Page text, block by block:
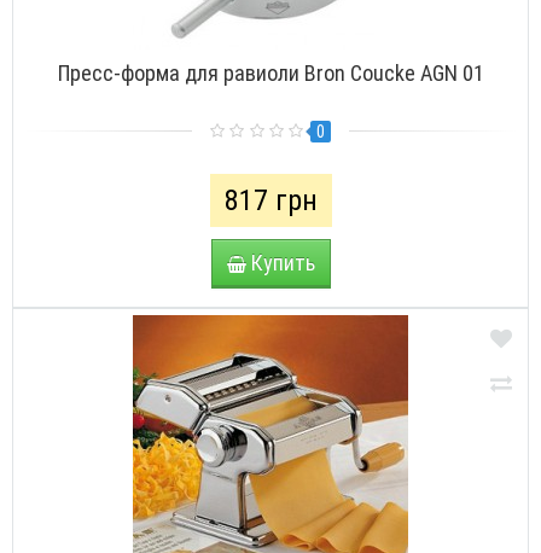
Пресс-форма для равиоли Bron Coucke AGN 01
0
817 грн
Купить